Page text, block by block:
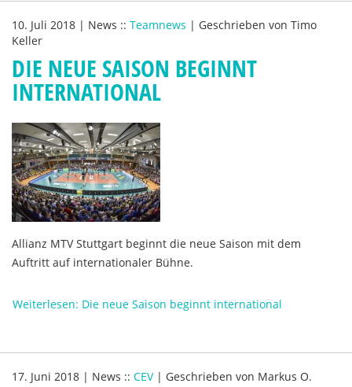
10. Juli 2018 | News :: Teamnews | Geschrieben von Timo
Keller
DIE NEUE SAISON BEGINNT
INTERNATIONAL
Allianz MTV Stuttgart beginnt die neue Saison mit dem
Auftritt auf internationaler Bühne.
Weiterlesen: Die neue Saison beginnt international
17. Juni 2018 | News :: CEV | Geschrieben von Markus O.